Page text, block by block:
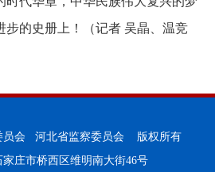
步的史册上！（记者 吴晶、温竞
员会 河北省监察委员会 版权所有
庄市桥西区维明南大街46号